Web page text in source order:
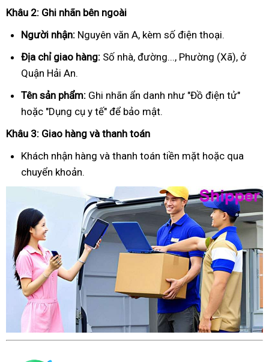
Khâu 2: Ghi nhãn bên ngoài
Người nhận: Nguyên văn A, kèm số điện thoại.
Địa chỉ giao hàng: Số nhà, đường..., Phường (Xã), ở
Quận Hải An.
Tên sản phẩm: Ghi nhãn ẩn danh như "Đồ điện tử"
hoặc "Dụng cụ y tế" để bảo mật.
Khâu 3: Giao hàng và thanh toán
Khách nhận hàng và thanh toán tiền mặt hoặc qua
chuyển khoản.